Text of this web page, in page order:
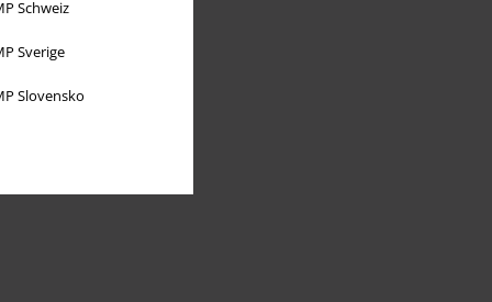
Schweiz
Sverige
Slovensko